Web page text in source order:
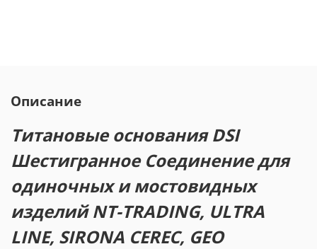
Описание
Титановые основания DSI
Шестигранное Соединение для
одиночных и мостовидных
изделий NT-TRADING, ULTRA
LINE, SIRONA CEREC, GEO